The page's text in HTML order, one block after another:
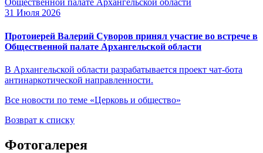
31 Июля 2026
Протоиерей Валерий Суворов принял участие во встрече в
Общественной палате Архангельской области
В Архангельской области разрабатывается проект чат-бота
антинаркотической направленности.
Все новости по теме «Церковь и общество»
Возврат к списку
Фотогалерея